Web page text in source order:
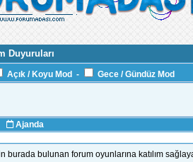
Duyuruları
Açık / Koyu Mod - Gece / Gündüz Mod
Ajanda
bulunan forum oyunlarına katılım